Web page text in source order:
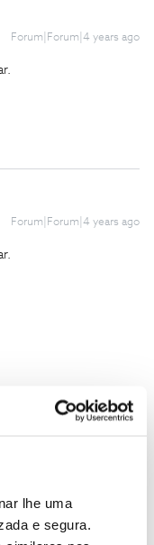
lhe uma
e segura.
Forum|Forum|4 years ago
Forum|Forum|4 years ago